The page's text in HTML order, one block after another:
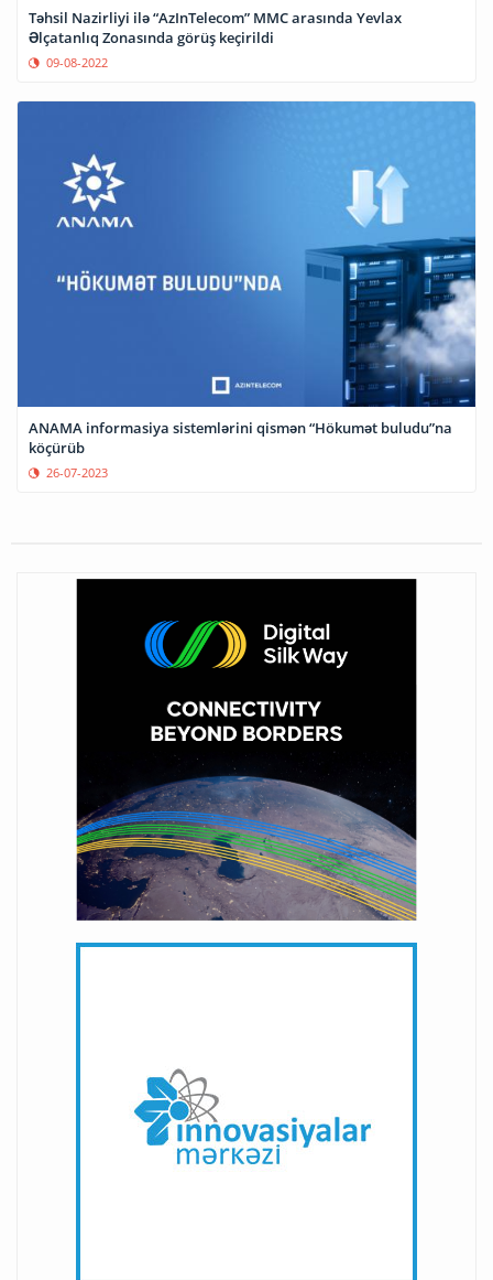
Təhsil Nazirliyi ilə “AzInTelecom” MMC arasında Yevlax
Əlçatanlıq Zonasında görüş keçirildi
09-08-2022
ANAMA informasiya sistemlərini qismən “Hökumət buludu”na
köçürüb
26-07-2023